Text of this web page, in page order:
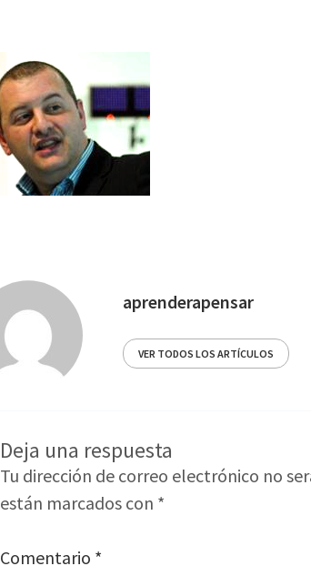
aprenderapensar
VER TODOS LOS ARTÍCULOS
Deja una respuesta
Tu dirección de correo electrónico no
están marcados con *
Comentario *